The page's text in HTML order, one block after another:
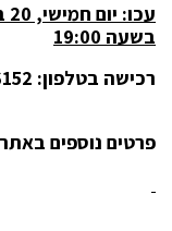
בשעה 19:00
רכישה בטלפון: 04-9956152
פרטים נוספים